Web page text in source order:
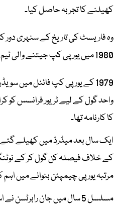
کھیلنے کا تجربہ حاصل کیا۔
1980 میں یورپی کپ جیتنے والی ٹیم میں مرکزی کردار ادا کیا۔
1979 کے یورپی کپ فائنل میں
واحد گول کے لیے ٹریور فرانسس کو
کا کارنامہ تھا۔
ایک سال بعد میڈرڈ میں کھیلے
کے خلاف فیصلہ کن گول کر کے
مرتبہ یورپی چیمپئن بنوانے میں اہم
مسلسل 5 سال میں جان